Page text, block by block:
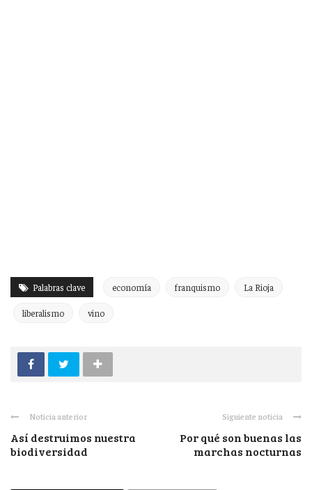
Palabras clave economía franquismo La Rioja
liberalismo vino
Noticia anterior
Así destruimos nuestra
biodiversidad
Siguiente noticia
Por qué son buenas las
marchas nocturnas